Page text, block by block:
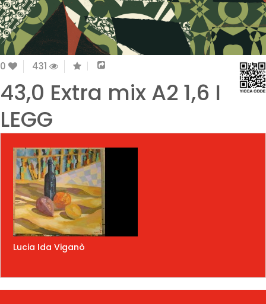
0 431
43,0 Extra mix A2 1,6 I
LEGG
Lucia Ida Viganò